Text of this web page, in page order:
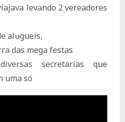
levando 2 vereadores
alugueis,
das mega festas
secretarias que
uma só